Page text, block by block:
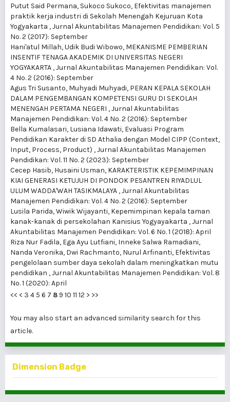
Putut Said Permana, Sukoco Sukoco, Efektivitas manajemen
praktik kerja industri di Sekolah Menengah Kejuruan Kota
Yogyakarta ,Jurnal Akuntabilitas Manajemen Pendidikan: Vol. 5
No. 2 (2017): September
Hani'atul Millah, Udik Budi Wibowo, MEKANISME PEMBERIAN
INSENTIF TENAGA AKADEMIK DI UNIVERSITAS NEGERI
YOGYAKARTA ,Jurnal Akuntabilitas Manajemen Pendidikan: Vol.
4 No. 2 (2016): September
Agus Tri Susanto, Muhyadi Muhyadi, PERAN KEPALA SEKOLAH
DALAM PENGEMBANGAN KOMPETENSI GURU DI SEKOLAH
MENENGAH PERTAMA NEGERI ,Jurnal Akuntabilitas
Manajemen Pendidikan: Vol. 4 No. 2 (2016): September
Bella Kumalasari, Lusiana Idawati, Evaluasi Program
Pendidikan Karakter di SD Athalia dengan Model CIPP (Context,
Input, Process, Product) ,Jurnal Akuntabilitas Manajemen
Pendidikan: Vol. 11 No. 2 (2023): September
Cecep Hasib, Husaini Usman, KARAKTERISTIK KEPEMIMPINAN
KIAI GENERASI KETUJUH DI PONDOK PESANTREN RIYADLUL
ULUM WADDA'WAH TASIKMALAYA ,Jurnal Akuntabilitas
Manajemen Pendidikan: Vol. 4 No. 2 (2016): September
Lusila Parida, Wiwik Wijayanti, Kepemimpinan kepala taman
kanak-kanak di persekolahan Kanisius Yogyayakarta ,Jurnal
Akuntabilitas Manajemen Pendidikan: Vol. 6 No. 1 (2018): April
Riza Nur Fadila, Ega Ayu Lutfiani, Inneke Salwa Ramadiani,
Nanda Veronika, Dwi Rachmanto, Nurul Arfinanti, Efektivitas
pengelolaan sumber daya sekolah dalam meningkatkan mutu
pendidikan ,Jurnal Akuntabilitas Manajemen Pendidikan: Vol. 8
No. 1 (2020): April
<< < 3 4 5 6 7 89 10 11 12 > >>
You may also start an advanced similarity search for this
article.
Dimension Badge